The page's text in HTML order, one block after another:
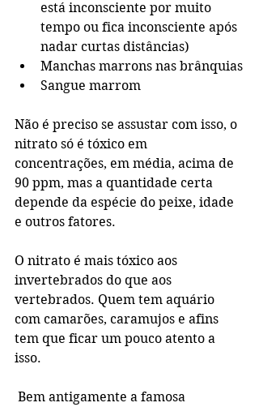
está inconsciente por muito
tempo ou fica inconsciente após
nadar curtas distâncias)
Manchas marrons nas brânquias
Sangue marrom
Não é preciso se assustar com isso, o
nitrato só é tóxico em
concentrações, em média, acima de
90 ppm, mas a quantidade certa
depende da espécie do peixe, idade
e outros fatores.
O nitrato é mais tóxico aos
invertebrados do que aos
vertebrados. Quem tem aquário
com camarões, caramujos e afins
tem que ficar um pouco atento a
isso.
Bem antigamente a famosa